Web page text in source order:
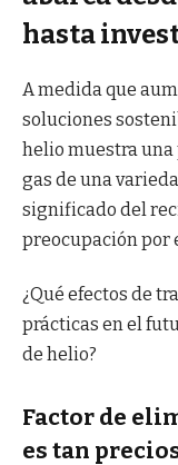
hasta
A medida que
soluciones
helio muestra una
gas de una
significado del
preocupación por
¿Qué efectos de
prácticas en el
de helio?
Factor de
es tan